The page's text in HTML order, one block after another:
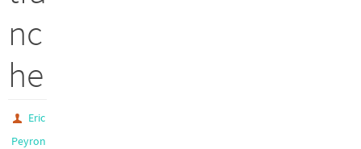
nc
he
Eric
Peyron